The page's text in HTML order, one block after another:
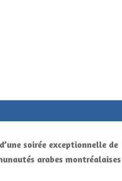
soirée exceptionnelle de
arabes montréalaises